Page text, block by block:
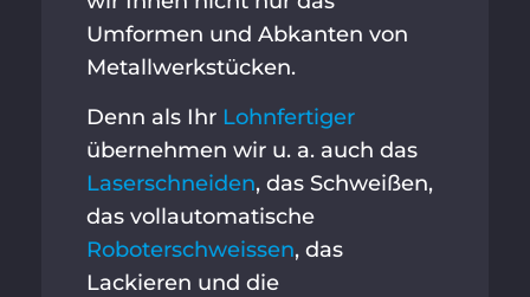
Umformen und Abkanten von
Metallwerkstücken.
Denn als Ihr Lohnfertiger
übernehmen wir u. a. auch das
Laserschneiden, das Schweißen,
das vollautomatische
Roboterschweissen, das
Lackieren und die